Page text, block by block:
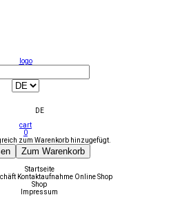
logo
DE
cart
0
zum Warenkorb hinzugefügt.
Zum Warenkorb
Startseite
Kontaktaufnahme Online Shop
Shop
Impressum